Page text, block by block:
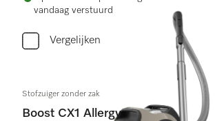
vandaag verstuurd
Vergelijken
Stofzuiger zonder zak
Boost CX1 Allergy